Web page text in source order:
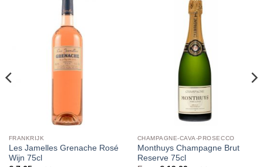
FRANKRIJK
Les Jamelles Grenache Rosé
Wijn 75cl
CHAMPAGNE-CAVA-PROSECCO
Monthuys Champagne Brut
Reserve 75cl